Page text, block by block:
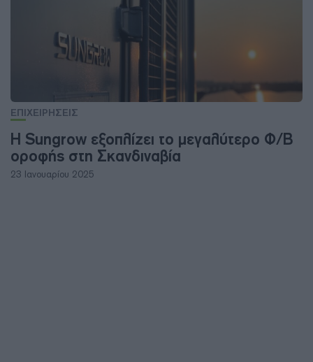
ΕΠΙΧΕΙΡΗΣΕΙΣ
Η Sungrow εξοπλίζει το μεγαλύτερο Φ/Β
οροφής στη Σκανδιναβία
23 Ιανουαρίου 2025